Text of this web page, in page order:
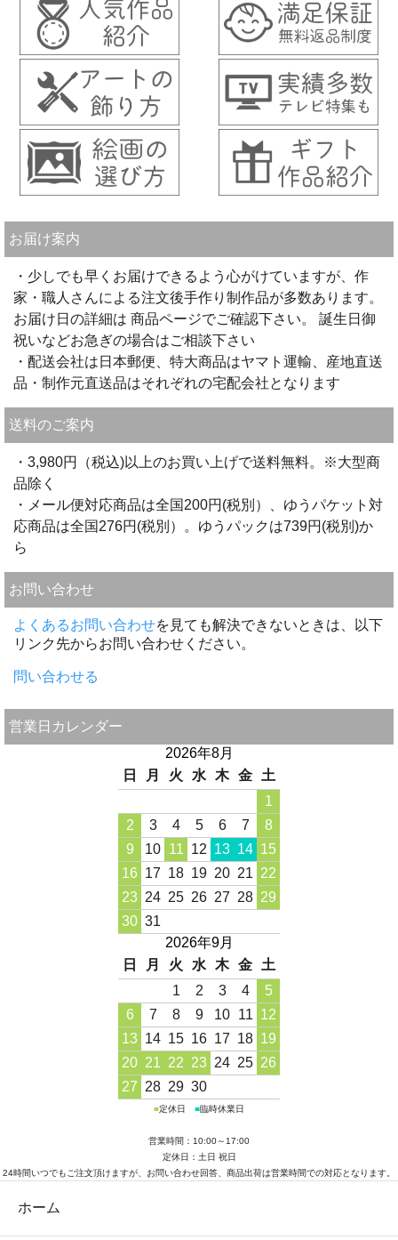
お届け案内
・少しでも早くお届けできるよう心がけていますが、作
家・職人さんによる注文後手作り制作品が多数あります。
お届け日の詳細は 商品ページでご確認下さい。 誕生日御
祝いなどお急ぎの場合はご相談下さい
・配送会社は日本郵便、特大商品はヤマト運輸、産地直送
品・制作元直送品はそれぞれの宅配会社となります
送料のご案内
・3,980円（税込)以上のお買い上げで送料無料。※大型商
品除く
・メール便対応商品は全国200円(税別）、ゆうパケット対
応商品は全国276円(税別）。ゆうパックは739円(税別)か
ら
お問い合わせ
よくあるお問い合わせを見ても解決できないときは、以下
リンク先からお問い合わせください。
問い合わせる
営業日カレンダー
2026年8月
日
月 火 水 木 金
土
1
2
3 4 5 6 7
8
9
10 11 12 13 14 15
16 17 18 19 20 21 22
23 24 25 26 27 28 29
30 31
2026年9月
日
月 火 水 木 金
土
1
2 3 4
5
6
7 8 9 10 11 12
13 14 15 16 17 18 19
20 21 22 23 24 25 26
27 28 29 30
■定休日 ■臨時休業日
営業時間：10:00～17:00
定休日：土日 祝日
24時間いつでもご注文頂けますが、お問い合わせ回答、商品出荷は営業時間での対応となります。
ホーム